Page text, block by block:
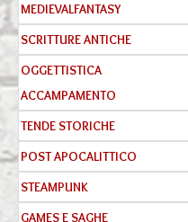
MEDIEVALFANTASY
SCRITTURE ANTICHE
OGGETTISTICA
ACCAMPAMENTO
TENDE STORICHE
POST APOCALITTICO
STEAMPUNK
GAMES E SAGHE